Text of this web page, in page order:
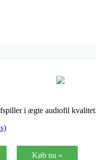
i ægte audiofil
Køb nu »